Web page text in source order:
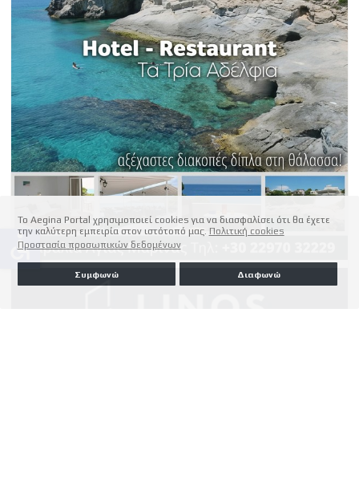
Το Aegina Portal χρησιμοποιεί cookies για να διασφαλίσει ότι θα έχετε
την καλύτερη εμπειρία στον ιστότοπό μας. Πολιτική cookies
Προστασία προσωπικών δεδομένων
Συμφωνώ Διαφωνώ
accessible